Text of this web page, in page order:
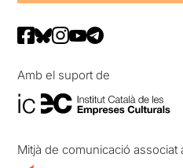
Amb el suport de
Mitjà de comunicació associat